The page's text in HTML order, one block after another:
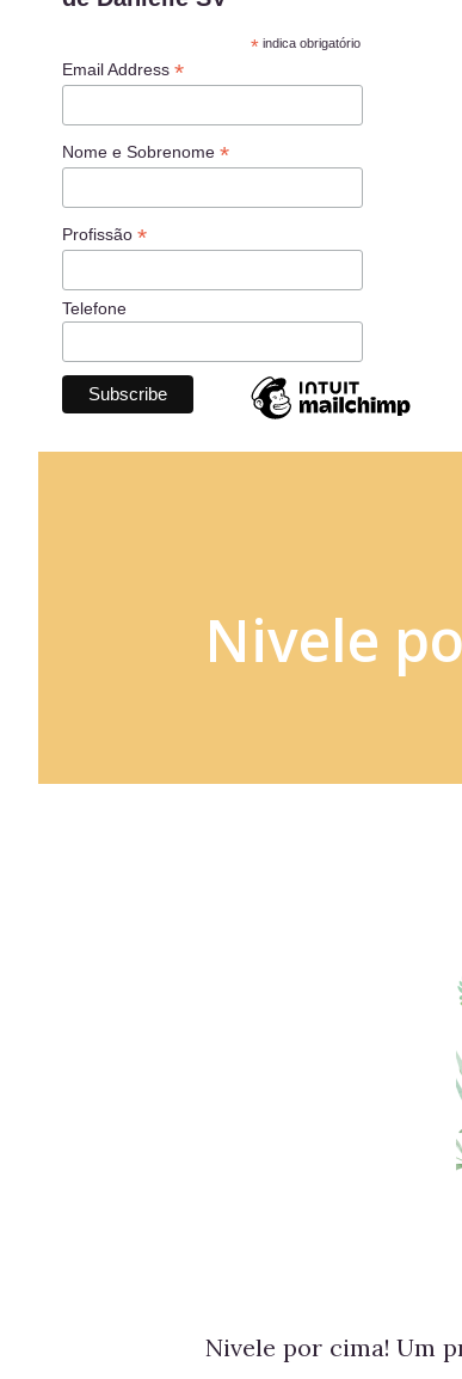
*indica obrigatório
Email Address *
Nome e Sobrenome *
Profissão *
Telefone
Nivele
Nivele por cima! Um